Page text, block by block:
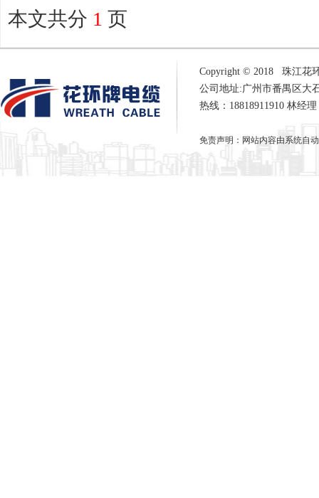
本文共分 1 页
Copyright © 2018 珠江花
公司地址:广州市番禺区
热线：18818911910 林经理
免责声明：网站内容由系统自